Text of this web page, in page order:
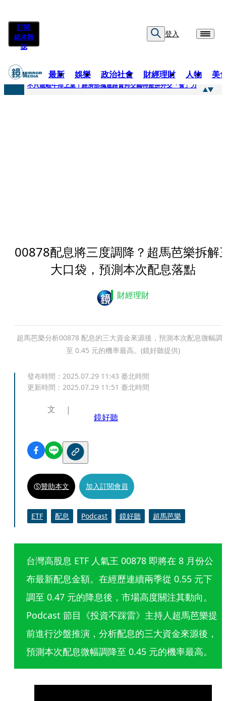
訂閱
紙本雜
誌
登入
最新 娛樂 政治社會 財經理財 人物 美
快訊
不只龍蝦牛排上桌！經濟部攜通路賣邦交國特產拚外交「食」力
00878配息將三度調降？超馬芭樂拆解
大口袋，預測本次配息落點
財經理財
超馬芭樂分析00878 配息的三大資金來源後，預測本次配息微幅調
至 0.45 元的機率最高。(鏡好聽提供)
發布時間： 2025.07.29 11:43 臺北時間
更新時間： 2025.07.29 11:51 臺北時間
文
鏡好聽
贊助本文 加入訂閱會員
ETF 配息 Podcast 鏡好聽 超馬芭樂
台灣高股息 ETF 人氣王 00878 即將在 8 月份公
布最新配息金額。在經歷連續兩季從 0.55 元下
調至 0.47 元的降息後，市場高度關注其動向。
Podcast 節目《投資不踩雷》主持人超馬芭樂提
前進行沙盤推演，分析配息的三大資金來源後，
預測本次配息微幅調降至 0.45 元的機率最高。